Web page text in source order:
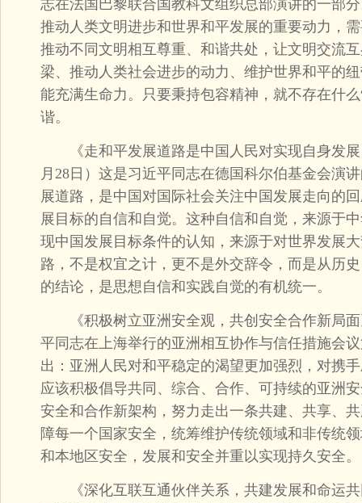
志在法国巴黎联合国教科文组织总部演讲的一部
推动人类文明进步和世界和平发展的重要动力，
推动不同文明相互尊重、和谐共处，让文明交流
梁、推动人类社会进步的动力、维护世界和平的
能充满生命力。只要秉持包容精神，就不存在什
谐。
《走和平发展道路是中国人民对实现自身发展
月28日）这是习近平同志在德国科尔伯基金会演
展道路，是中国对国际社会关注中国发展走向的
展目标的自信和自觉。这种自信和自觉，来源于
现中国发展目标条件的认知，来源于对世界发展
路，不是权宜之计，更不是外交辞令，而是从历
的结论，是思想自信和实践自觉的有机统一。
《积极树立亚洲安全观，共创安全合作新局面
平同志在上海举行的亚洲相互协作与信任措施会
出：亚洲人民对和平稳定的渴望更加强烈，对携
应该积极倡导共同、综合、合作、可持续的亚洲
安全和合作新架构，努力走出一条共建、共享、
障每一个国家安全，统筹维护传统领域和非传统
和本地区安全，发展和安全并重以实现持久安全。
《深化互联互通伙伴关系，共建发展和命运共